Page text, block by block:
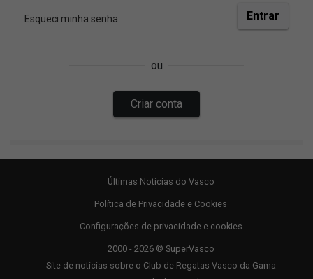
Últimas Notícias do Vasco
Política de Privacidade e Cookies
Configurações de privacidade e cookies
2000 - 2026 © SuperVasco
Site de notícias sobre o Club de Regatas Vasco da Gama